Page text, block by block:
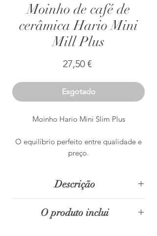
Moinho de café de
cerâmica Hario Mini
Mill Plus
27,50 €Preço
Esgotado
Moinho Hario Mini Slim Plus
O equilíbrio perfeito entre qualidade e
preço.
Descrição
café Hario Mini Mill comporta cerca
O produto inclui